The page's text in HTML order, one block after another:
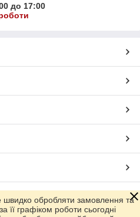
до 17:00
Prom.ua
обробляти замовлення та
її графіком роботи сьогодні